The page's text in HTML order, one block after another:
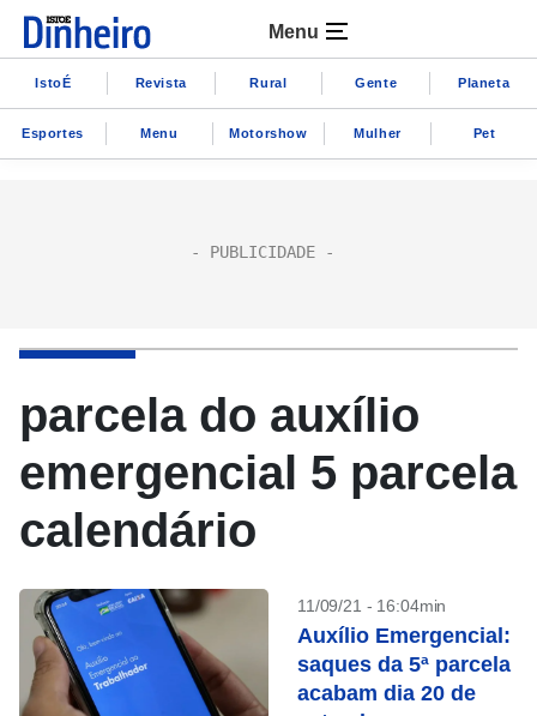
Menu
IstoÉ Revista Rural Gente Planeta
Esportes Menu Motorshow Mulher Pet
parcela do auxílio
emergencial 5 parcela
calendário
11/09/21 - 16:04min
Auxílio Emergencial:
saques da 5ª parcela
acabam dia 20 de